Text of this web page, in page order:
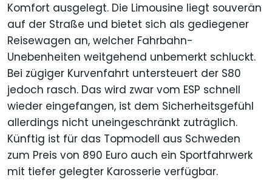
Komfort ausgelegt. Die Limousine liegt souverän
auf der Straße und bietet sich als gediegener
Reisewagen an, welcher Fahrbahn-
Unebenheiten weitgehend unbemerkt schluckt.
Bei zügiger Kurvenfahrt untersteuert der S80
jedoch rasch. Das wird zwar vom ESP schnell
wieder eingefangen, ist dem Sicherheitsgefühl
allerdings nicht uneingeschränkt zuträglich.
Künftig ist für das Topmodell aus Schweden
zum Preis von 890 Euro auch ein Sportfahrwerk
mit tiefer gelegter Karosserie verfügbar.